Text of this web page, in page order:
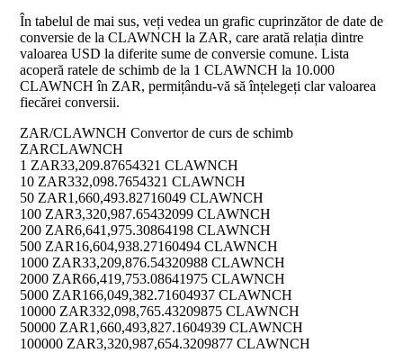
În tabelul de mai sus, veți vedea un grafic cuprinzător de date de
conversie de la CLAWNCH la ZAR, care arată relația dintre
valoarea USD la diferite sume de conversie comune. Lista
acoperă ratele de schimb de la 1 CLAWNCH la 10.000
CLAWNCH în ZAR, permițându-vă să înțelegeți clar valoarea
fiecărei conversii.
ZAR/CLAWNCH Convertor de curs de schimb
ZARCLAWNCH
1 ZAR33,209.87654321 CLAWNCH
10 ZAR332,098.7654321 CLAWNCH
50 ZAR1,660,493.82716049 CLAWNCH
100 ZAR3,320,987.65432099 CLAWNCH
200 ZAR6,641,975.30864198 CLAWNCH
500 ZAR16,604,938.27160494 CLAWNCH
1000 ZAR33,209,876.54320988 CLAWNCH
2000 ZAR66,419,753.08641975 CLAWNCH
5000 ZAR166,049,382.71604937 CLAWNCH
10000 ZAR332,098,765.43209875 CLAWNCH
50000 ZAR1,660,493,827.1604939 CLAWNCH
100000 ZAR3,320,987,654.3209877 CLAWNCH